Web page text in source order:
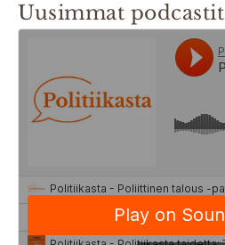
Uusimmat podcastit